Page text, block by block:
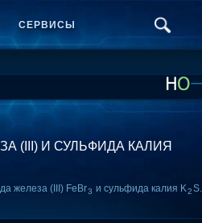
СЕРВИСЫ
(III) И СУЛЬФИДА КАЛИЯ
железа (III) FeBr3 и сульфида калия K2S.